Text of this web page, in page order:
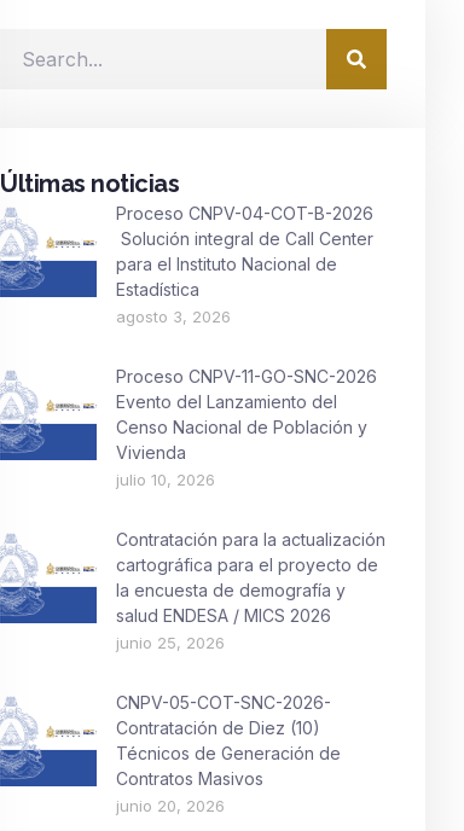
Últimas noticias
Proceso CNPV-04-COT-B-2026
Solución integral de Call Center
para el Instituto Nacional de
Estadística
agosto 3, 2026
Proceso CNPV-11-GO-SNC-2026
Evento del Lanzamiento del
Censo Nacional de Población y
Vivienda
julio 10, 2026
Contratación para la actualización
cartográfica para el proyecto de
la encuesta de demografía y
salud ENDESA / MICS 2026
junio 25, 2026
CNPV-05-COT-SNC-2026-
Contratación de Diez (10)
Técnicos de Generación de
Contratos Masivos
junio 20, 2026